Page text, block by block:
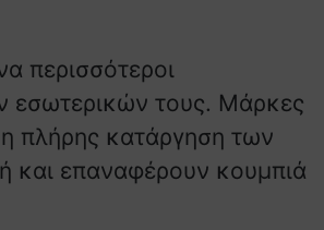
περισσότεροι
εσωτερικών τους. Μάρκες
πλήρης κατάργηση των
και επαναφέρουν κουμπιά